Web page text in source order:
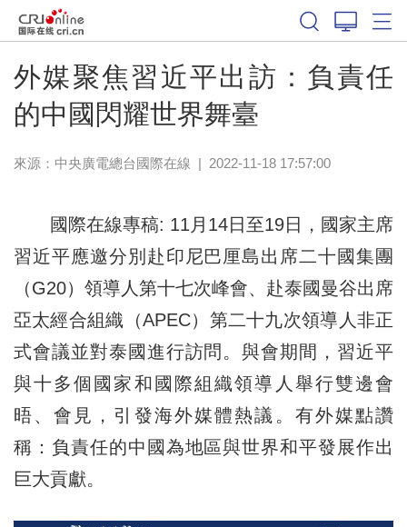
外媒聚焦習近平出訪：負責任
的中國閃耀世界舞臺
來源：中央廣電總台國際在線 | 2022-11-18 17:57:00
國際在線專稿: 11月14日至19日，國家主席
習近平應邀分別赴印尼巴厘島出席二十國集團
（G20）領導人第十七次峰會、赴泰國曼谷出席
亞太經合組織（APEC）第二十九次領導人非正
式會議並對泰國進行訪問。與會期間，習近平
與十多個國家和國際組織領導人舉行雙邊會
晤、會見，引發海外媒體熱議。有外媒點讚
稱：負責任的中國為地區與世界和平發展作出
巨大貢獻。